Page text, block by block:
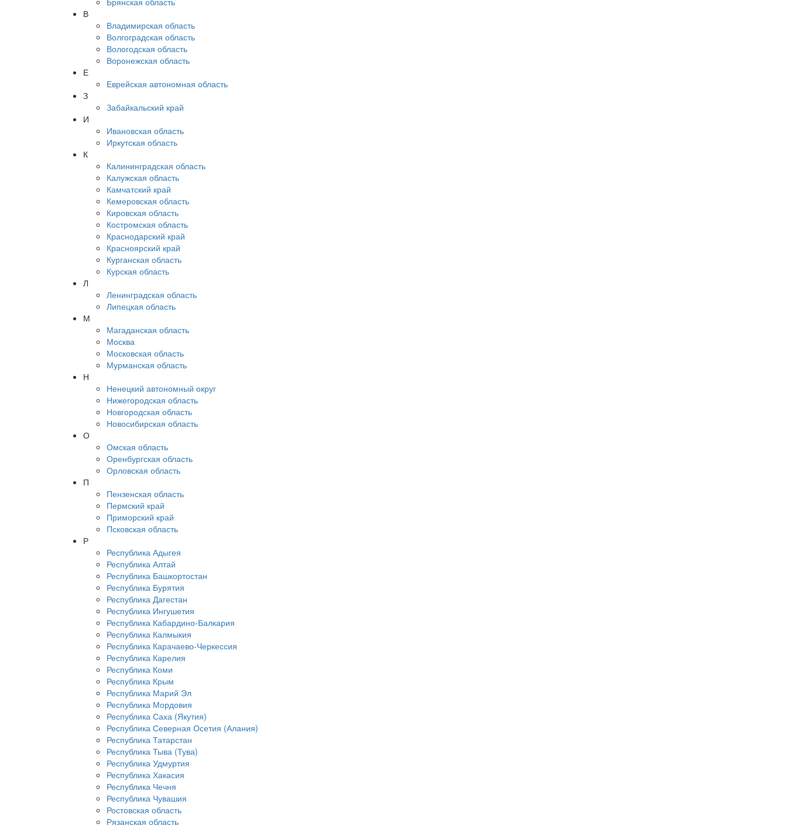
В
Владимирская область
Волгоградская область
Вологодская область
Воронежская область
Е
Еврейская автономная область
З
Забайкальский край
И
Ивановская область
Иркутская область
К
Калининградская область
Калужская область
Камчатский край
Кемеровская область
Кировская область
Костромская область
Краснодарский край
Красноярский край
Курганская область
Курская область
Л
Ленинградская область
Липецкая область
М
Магаданская область
Москва
Московская область
Мурманская область
Н
Ненецкий автономный округ
Нижегородская область
Новгородская область
Новосибирская область
О
Омская область
Оренбургская область
Орловская область
П
Пензенская область
Пермский край
Приморский край
Псковская область
Р
Республика Адыгея
Республика Алтай
Республика Башкортостан
Республика Бурятия
Республика Дагестан
Республика Ингушетия
Республика Кабардино-Балкария
Республика Калмыкия
Республика Карачаево-Черкессия
Республика Карелия
Республика Коми
Республика Крым
Республика Марий Эл
Республика Мордовия
Республика Саха (Якутия)
Республика Северная Осетия (Алания)
Республика Татарстан
Республика Тыва (Тува)
Республика Удмуртия
Республика Хакасия
Республика Чечня
Республика Чувашия
Ростовская область
Рязанская область